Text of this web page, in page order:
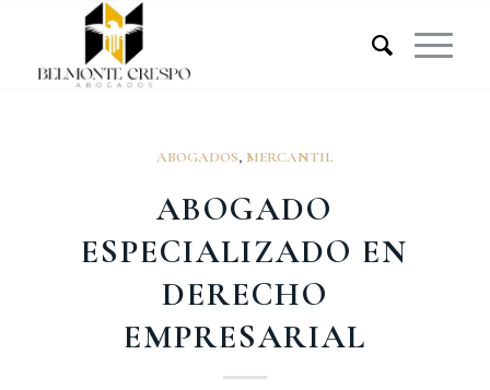
ABOGADOS, MERCANTIL
ABOGADO
ESPECIALIZADO EN
DERECHO
EMPRESARIAL